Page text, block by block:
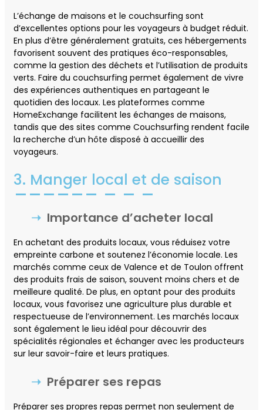
L’échange de maisons et le couchsurfing sont
d’excellentes options pour les voyageurs à budget réduit.
En plus d’être généralement gratuits, ces hébergements
favorisent souvent des pratiques éco-responsables,
comme la gestion des déchets et l’utilisation de produits
verts. Faire du couchsurfing permet également de vivre
des expériences authentiques en partageant le
quotidien des locaux. Les plateformes comme
HomeExchange facilitent les échanges de maisons,
tandis que des sites comme Couchsurfing rendent facile
la recherche d’un hôte disposé à accueillir des
voyageurs.
3. Manger local et de saison
Importance d’acheter local
En achetant des produits locaux, vous réduisez votre
empreinte carbone et soutenez l’économie locale. Les
marchés comme ceux de Valence et de Toulon offrent
des produits frais de saison, souvent moins chers et de
meilleure qualité. De plus, en optant pour des produits
locaux, vous favorisez une agriculture plus durable et
respectueuse de l’environnement. Les marchés locaux
sont également le lieu idéal pour découvrir des
spécialités régionales et échanger avec les producteurs
sur leur savoir-faire et leurs pratiques.
Préparer ses repas
Préparer ses propres repas permet non seulement de